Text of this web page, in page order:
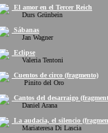
El amor en el Tercer Reich
Durs Grünbein
Sábanas
Jan Wagner
Eclipse
Valeria Tentoni
Cuentos de circo (fragmento)
Pinito del Oro
Cantos del desarraigo
Daniel Arana
La audacia, el silencio
Mariateresa Di Lascia